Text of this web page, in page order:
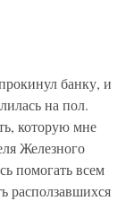
банку, и
на пол.
которую мне
Железного
помогать всем
расползавшихся